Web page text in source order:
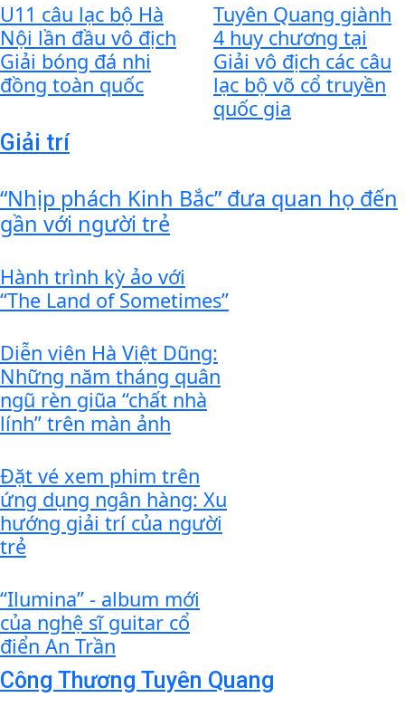
U11 câu lạc bộ Hà
Nội lần đầu vô địch
Giải bóng đá nhi
đồng toàn quốc
Tuyên Quang giành
4 huy chương tại
Giải vô địch các câu
lạc bộ võ cổ truyền
quốc gia
Giải trí
“Nhịp phách Kinh Bắc” đưa quan họ đến
gần với người trẻ
Hành trình kỳ ảo với
“The Land of Sometimes”
Diễn viên Hà Việt Dũng:
Những năm tháng quân
ngũ rèn giũa “chất nhà
lính” trên màn ảnh
Đặt vé xem phim trên
ứng dụng ngân hàng: Xu
hướng giải trí của người
trẻ
“Ilumina” - album mới
của nghệ sĩ guitar cổ
điển An Trần
Công Thương Tuyên Quang